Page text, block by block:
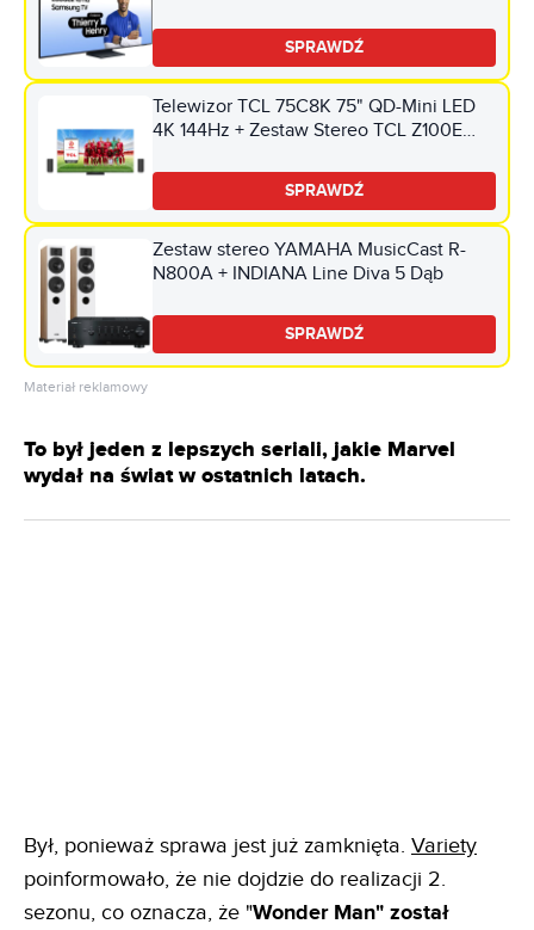
SPRAWDŹ
Telewizor TCL 75C8K 75" QD-Mini LED
4K 144Hz + Zestaw Stereo TCL Z100E
Dolby Vision HDMI 2.1
SPRAWDŹ
Zestaw stereo YAMAHA MusicCast R-
N800A + INDIANA Line Diva 5 Dąb
SPRAWDŹ
Materiał reklamowy
To był jeden z lepszych seriali, jakie Marvel
wydał na świat w ostatnich latach.
Był, ponieważ sprawa jest już zamknięta. Variety
poinformowało, że nie dojdzie do realizacji 2.
sezonu, co oznacza, że "Wonder Man" został